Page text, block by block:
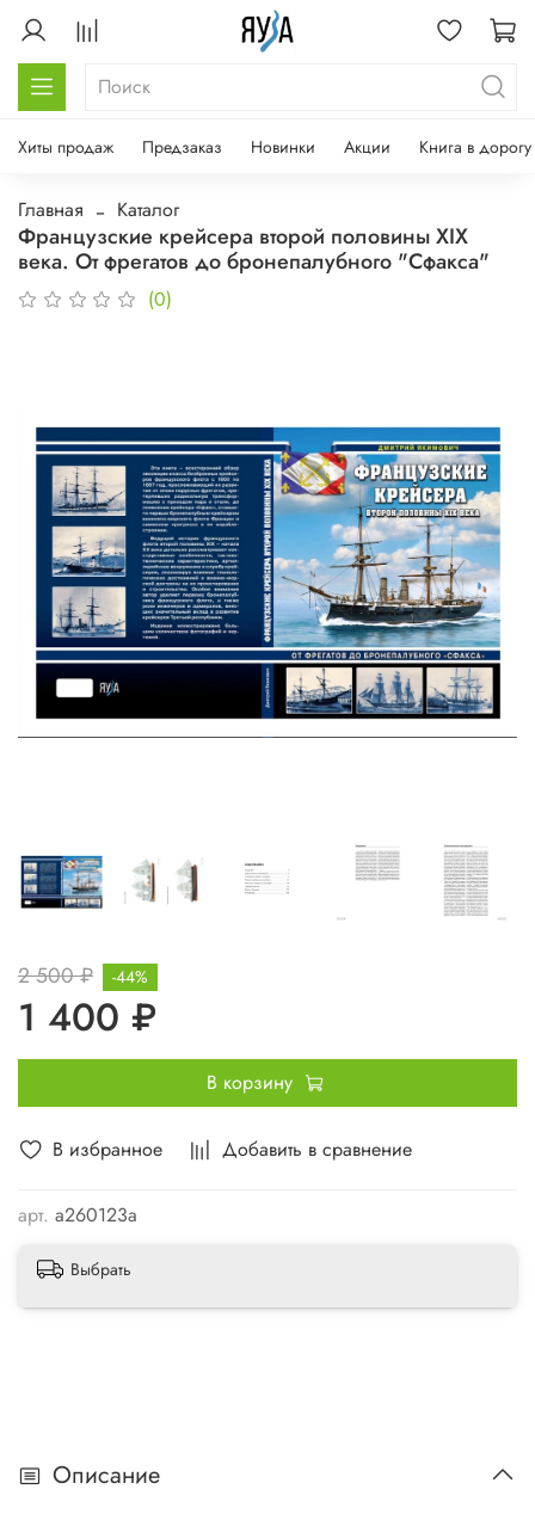
Хиты продаж Предзаказ Новинки Акции Книга в дорогу
Главная Каталог
Французские крейсера второй половины XIX
века. От фрегатов до бронепалубного "Сфакса"
(0)
В избранное Добавить в сравнение
арт. a260123a
2 500 ₽
1 400 ₽
-44%
В корзину
Выбрать
Описание